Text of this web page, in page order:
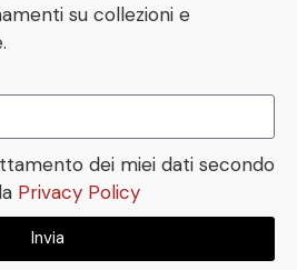
su collezioni e
dei miei dati secondo
Privacy Policy
Invia